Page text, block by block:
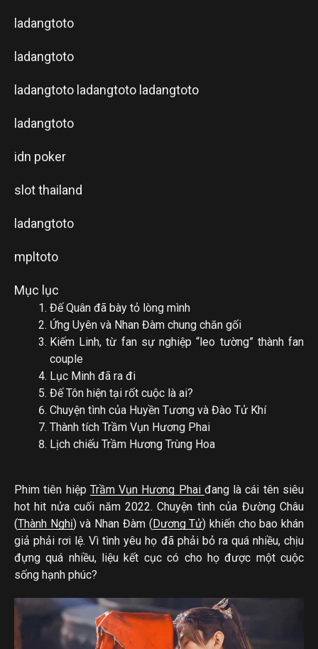
ladangtoto
ladangtoto
ladangtoto ladangtoto ladangtoto
ladangtoto
idn poker
slot thailand
ladangtoto
mpltoto
Mục lục
Đế Quân đã bày tỏ lòng mình
Ứng Uyên và Nhan Đàm chung chăn gối
Kiếm Linh, từ fan sự nghiệp “leo tường” thành fan
couple
Lục Minh đã ra đi
Đế Tôn hiện tại rốt cuộc là ai?
Chuyện tình của Huyền Tương và Đào Tử Khí
Thành tích Trầm Vụn Hương Phai
Lịch chiếu Trầm Hương Trùng Hoa
Phim tiên hiệp Trầm Vụn Hương Phai đang là cái tên siêu
hot hit nửa cuối năm 2022. Chuyện tình của Đường Châu
(Thành Nghị) và Nhan Đàm (Dương Tử) khiến cho bao khán
giả phải rơi lệ. Vì tình yêu họ đã phải bỏ ra quá nhiều, chịu
đựng quá nhiều, liệu kết cục có cho họ được một cuộc
sống hạnh phúc?